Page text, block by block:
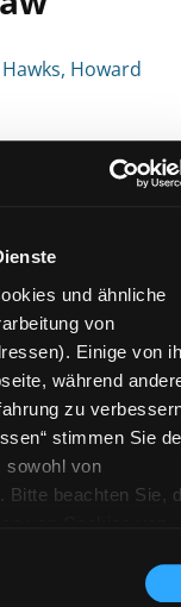
und ähnliche
von
Einige von
während
zu
stimmen Sie
sowohl von
Bitte beachten Sie,
Hawks, Howard